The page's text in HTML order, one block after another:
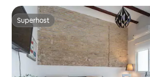
Superhost
Superhost